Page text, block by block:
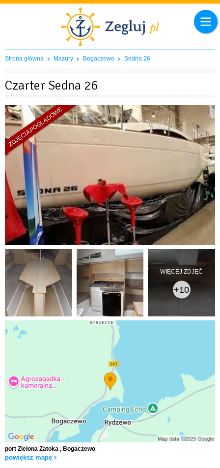
Strona główna Mazury Bogaczewo Sedna 26
Czarter Sedna 26
ZDJĘCIA POGLĄDOWE
WIĘCEJ ZDJĘĆ
+10
port Zielona Zatoka , Bogaczewo
powiększ mapę